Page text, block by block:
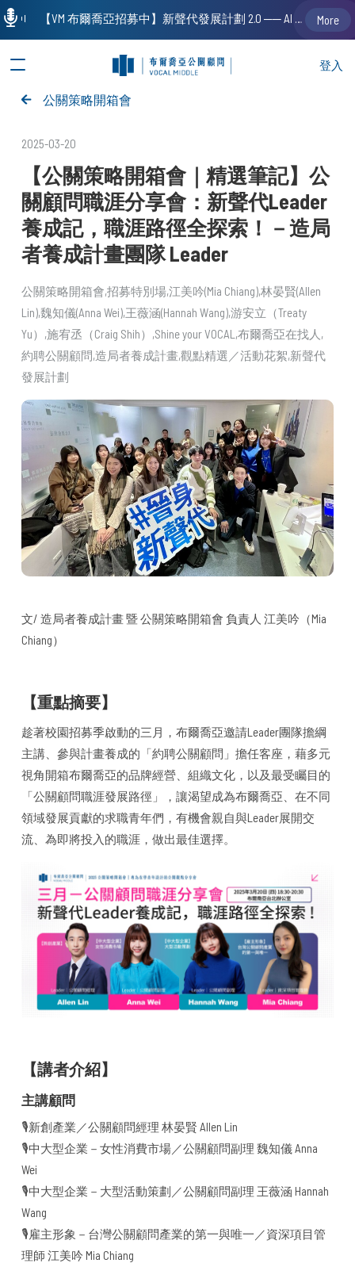
登入
公關策略開箱會
2025-03-20
【公關策略開箱會｜精選筆記】公
關顧問職涯分享會：新聲代Leader
養成記，職涯路徑全探索！－造局
者養成計畫團隊 Leader
公關策略開箱會 招募特別場江美吟(Mia Chiang)林晏賢(Allen
Lin)魏知儀(Anna Wei)王薇涵(Hannah Wang)游安立（Treaty
Yu）
施宥丞（Craig Shih） Shine your VOCAL 布爾喬亞在找人
約聘公關顧問 造局者養成計畫 觀點精選／活動花絮 新聲代
發展計劃
文/ 造局者養成計畫 暨 公關策略開箱會 負責人 江美吟（Mia
Chiang）
【重點摘要】
趁著校園招募季啟動的三月，布爾喬亞邀請Leader團隊擔綱
主講、參與計畫養成的「約聘公關顧問」擔任客座，藉多元
視角開箱布爾喬亞的品牌經營、組織文化，以及最受矚目的
「公關顧問職涯發展路徑」，讓渴望成為布爾喬亞、在不同
領域發展貢獻的求職青年們，有機會親自與Leader展開交
流、為即將投入的職涯，做出最佳選擇。
【講者介紹】
主講顧問
🎙️新創產業／公關顧問經理 林晏賢 Allen Lin
🎙️中大型企業－女性消費市場／公關顧問副理 魏知儀 Anna
Wei
🎙️中大型企業－大型活動策劃／公關顧問副理 王薇涵 Hannah
Wang
🎙️雇主形象－台灣公關顧問產業的第一與唯一／資深項目管
理師 江美吟 Mia Chiang
【VM 布爾喬亞招募中】新聲代發展計劃 2.0 ── AI PR 人才加速養成計劃（歡迎「應屆畢業生」、「一年以下相關 / 三年以下非相關經驗工作者」申請加入） More